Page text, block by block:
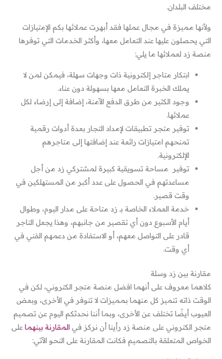
مختلف البلدان.
ولأنها مميزة في مجال عملها فقد أبهرت عملائها بكم الإمتيازات
التي يحصلون عليها عند التعامل معها، وأكثر الخدمات التي توفرها
منصة زد لعملائها ما يلي:
ابتكار متاجر إلكترونية ذات وجهات سهلة، فيمكن لمن لا
يملك الخبرة التعامل معها بسهولة دون عناء.
وجود الكثير من طرق الدفع الآمنة، إضافة إلى إرضاء لكل
عملائها.
توفير متجر تطبيقات لإمداد التجار بعدة أدوات رقمية
تمنحهم امتيازات رائعة عند إضافتها إلى متاجرهم
الإلكترونية.
توفير مساحة تسويقية كبيرة لمشتركي زد من أجل
مساعدتهم في الحصول على عدد أكبر من المستهلكين في
وقت قصير.
خدمة العملاء الخاصة بـ زد متاحة على مدار اليوم، وطوال
أيام الأسبوع دون أي تقصير من جانبهم، وهذا يجعل التاجر
قادر على التواصل معهم، أو الاستفادة من دعمهم الفني في
أي وقت.
مقارنة بين زد وسلة
كلاهما معروف على أنهما افضل منصة متجر الكتروني، لكن في
الوقت ذاته تتميز كل منهما بمميزات لا تتوفر في الأخرى، وبعض
العيوب أيضًا تختلف عن الأخرى، وبما أننا نحدثكم اليوم عن تصميم
متجر الكتروني على منصة زد رأينا أن نركز فيالمقارنة بينهما على
الخواص المتعلقة بالتصميم فكانت المقارنة على النحو الآتي: